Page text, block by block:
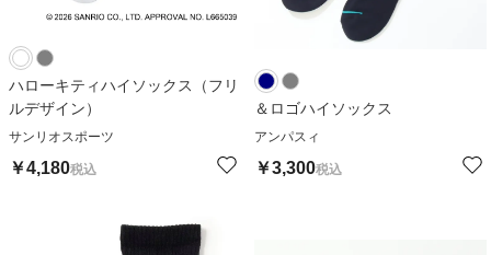
ハローキティハイソックス（フリ
ルデザイン）
サンリオスポーツ
￥4,180税込
＆ロゴハイソックス
アンパスィ
￥3,300税込